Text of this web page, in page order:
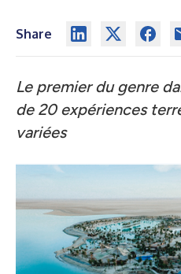
Share
Le premier du genre
de 20 expériences
variées